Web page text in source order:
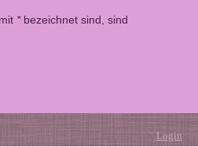
*bezeichnet sind, sind
Login